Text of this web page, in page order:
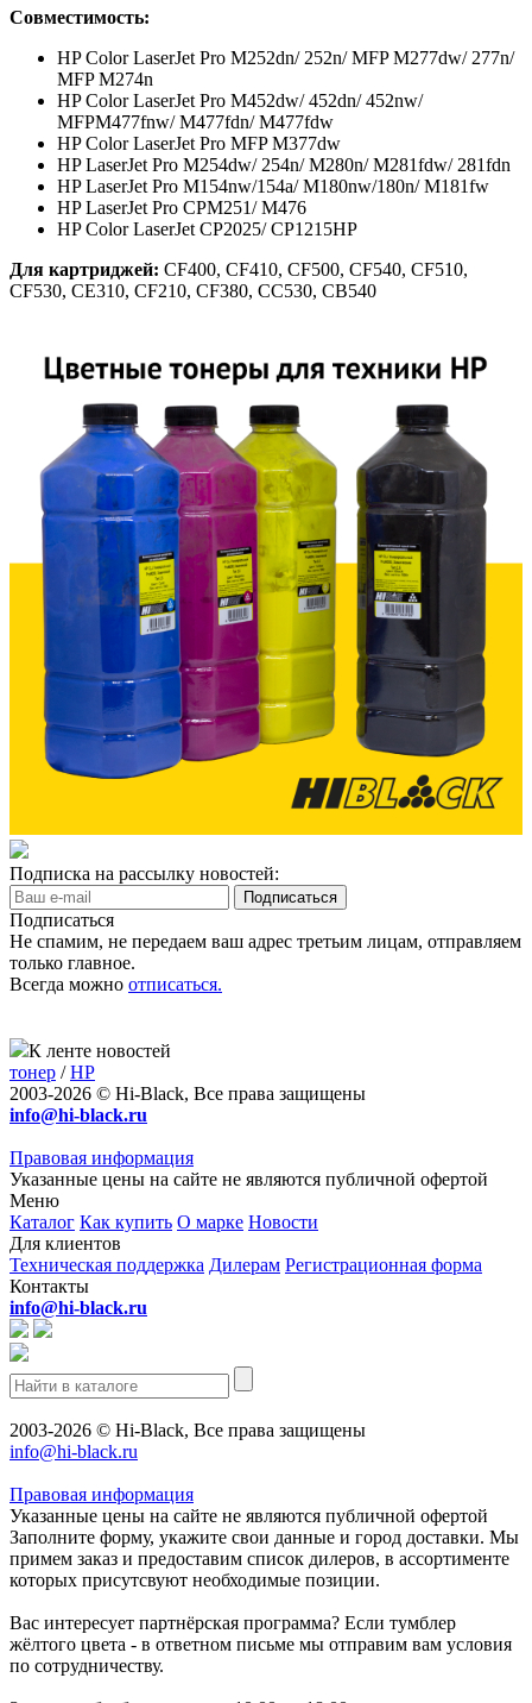
Совместимость:
HP Color LaserJet Pro M252dn/ 252n/ MFP M277dw/ 277n/
MFP M274n
HP Color LaserJet Pro M452dw/ 452dn/ 452nw/
MFPM477fnw/ M477fdn/ M477fdw
HP Color LaserJet Pro MFP M377dw
HP LaserJet Pro M254dw/ 254n/ M280n/ M281fdw/ 281fdn
HP LaserJet Pro M154nw/154a/ M180nw/180n/ M181fw
HP LaserJet Pro CPM251/ M476
HP Color LaserJet CP2025/ CP1215HP
Для картриджей: CF400, CF410, CF500, CF540, CF510,
CF530, CE310, CF210, CF380, CC530, CB540
Подписка на рассылку новостей:
Подписаться
Не спамим, не передаем ваш адрес третьим лицам, отправляем
только главное.
Всегда можно отписаться.
К ленте новостей
тонер /HP
2003-2026 © Hi-Black, Все права защищены
info@hi-black.ru
Правовая информация
Указанные цены на сайте не являются публичной офертой
Меню
Каталог Как купить О марке Новости
Для клиентов
Техническая поддержка Дилерам Регистрационная форма
Контакты
info@hi-black.ru
2003-2026 © Hi-Black, Все права защищены
info@hi-black.ru
Правовая информация
Указанные цены на сайте не являются публичной офертой
Заполните форму, укажите свои данные и город доставки. Мы
примем заказ и предоставим список дилеров, в ассортименте
которых присутсвуют необходимые позиции.
Вас интересует партнёрская программа? Если тумблер
жёлтого цвета - в ответном письме мы отправим вам условия
по сотрудничеству.